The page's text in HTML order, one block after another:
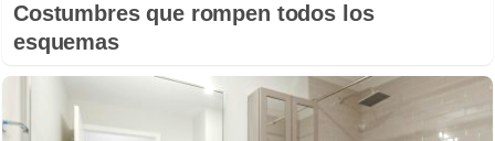
Costumbres que rompen todos los
esquemas